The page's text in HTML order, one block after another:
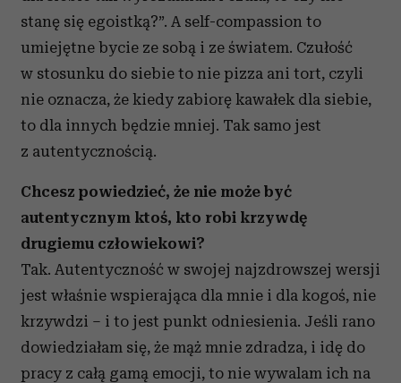
otrzymanymi od Ciebie lub uzyskanymi podczas
korzystania z ich usług.
stanę się egoistką?”. A self-compassion to
umiejętne bycie ze sobą i ze światem. Czułość
w stosunku do siebie to nie pizza ani tort, czyli
nie oznacza, że kiedy zabiorę kawałek dla siebie,
to dla innych będzie mniej. Tak samo jest
z autentycznością.
Chcesz powiedzieć, że nie może być
autentycznym ktoś, kto robi krzywdę
drugiemu człowiekowi?
Tak. Autentyczność w swojej najzdrowszej wersji
jest właśnie wspierająca dla mnie i dla kogoś, nie
krzywdzi – i to jest punkt odniesienia. Jeśli rano
dowiedziałam się, że mąż mnie zdradza, i idę do
pracy z całą gamą emocji, to nie wywalam ich na